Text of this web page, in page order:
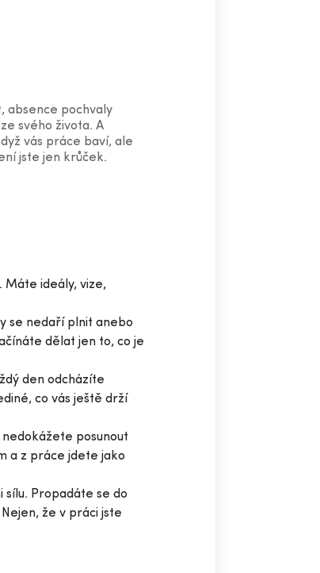
absence pochvaly
svého života. A
vás práce baví, ale
jste jen krůček.
ideály, vize,
se nedaří plnit anebo
dělat jen to, co je
den odcházíte
co vás ještě drží
posunout
a z práce jdete jako
sílu. Propadáte se do
že v práci jste